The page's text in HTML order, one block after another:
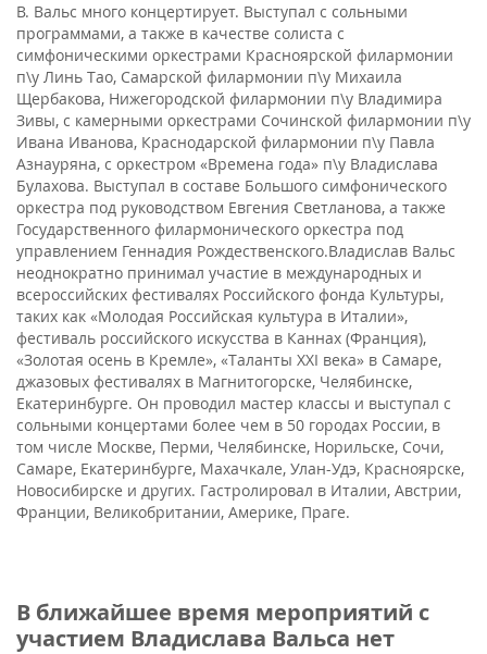
В. Вальс много концертирует. Выступал с сольными
программами, а также в качестве солиста с
симфоническими оркестрами Красноярской филармонии
п\у Линь Тао, Самарской филармонии п\у Михаила
Щербакова, Нижегородской филармонии п\у Владимира
Зивы, с камерными оркестрами Сочинской филармонии п\у
Ивана Иванова, Краснодарской филармонии п\у Павла
Азнауряна, с оркестром «Времена года» п\у Владислава
Булахова. Выступал в составе Большого симфонического
оркестра под руководством Евгения Светланова, а также
Государственного филармонического оркестра под
управлением Геннадия Рождественского.Владислав Вальс
неоднократно принимал участие в международных и
всероссийских фестивалях Российского фонда Культуры,
таких как «Молодая Российская культура в Италии»,
фестиваль российского искусства в Каннах (Франция),
«Золотая осень в Кремле», «Таланты XXI века» в Самаре,
джазовых фестивалях в Магнитогорске, Челябинске,
Екатеринбурге. Он проводил мастер классы и выступал с
сольными концертами более чем в 50 городах России, в
том числе Москве, Перми, Челябинске, Норильске, Сочи,
Самаре, Екатеринбурге, Махачкале, Улан-Удэ, Красноярске,
Новосибирске и других. Гастролировал в Италии, Австрии,
Франции, Великобритании, Америке, Праге.
В ближайшее время мероприятий с
участием Владислава Вальса нет